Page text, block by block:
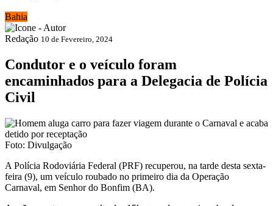
Bahia
Redação 10 de Fevereiro, 2024
Condutor e o veículo foram
encaminhados para a Delegacia de Polícia
Civil
Foto: Divulgação
A Polícia Rodoviária Federal (PRF) recuperou, na tarde desta sexta-
feira (9), um veículo roubado no primeiro dia da Operação
Carnaval, em Senhor do Bonfim (BA).